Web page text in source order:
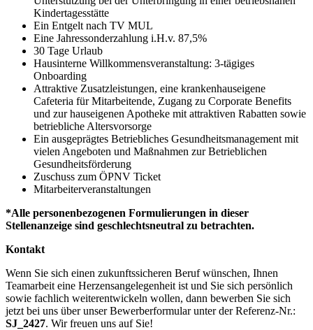
Kindertagesstätte
Ein Entgelt nach TV MUL
Eine Jahressonderzahlung i.H.v. 87,5%
30 Tage Urlaub
Hausinterne Willkommensveranstaltung: 3-tägiges
Onboarding
Attraktive Zusatzleistungen, eine krankenhauseigene
Cafeteria für Mitarbeitende, Zugang zu Corporate Benefits
und zur hauseigenen Apotheke mit attraktiven Rabatten sowie
betriebliche Altersvorsorge
Ein ausgeprägtes Betriebliches Gesundheitsmanagement mit
vielen Angeboten und Maßnahmen zur Betrieblichen
Gesundheitsförderung
Zuschuss zum ÖPNV Ticket
Mitarbeiterveranstaltungen
*Alle personenbezogenen Formulierungen in dieser
Stellenanzeige sind geschlechtsneutral zu betrachten.
Kontakt
Wenn Sie sich einen zukunftssicheren Beruf wünschen, Ihnen
Teamarbeit eine Herzensangelegenheit ist und Sie sich persönlich
sowie fachlich weiterentwickeln wollen, dann bewerben Sie sich
jetzt bei uns über unser Bewerberformular unter der Referenz-Nr.:
SJ_2427. Wir freuen uns auf Sie!